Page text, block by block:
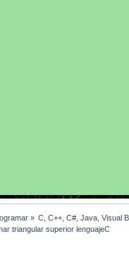
» C, C++, C#, Java, Visual
triangular superior lenguajeC